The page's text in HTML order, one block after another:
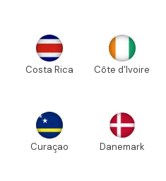
Costa Rica Côte d'Ivoire
Curaçao Danemark